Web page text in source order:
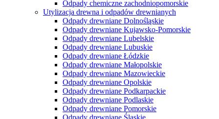
Odpady chemiczne zachodniopomorskie
Utylizacja drewna i odpadów drewnianych
Odpady drewniane Dolnośląskie
Odpady drewniane Kujawsko-Pomorskie
Odpady drewniane Lubelskie
Odpady drewniane Lubuskie
Odpady drewniane Łódzkie
Odpady drewniane Małopolskie
Odpady drewniane Mazowieckie
Odpady drewniane Opolskie
Odpady drewniane Podkarpackie
Odpady drewniane Podlaskie
Odpady drewniane Pomorskie
Odpady drewniane Śląskie